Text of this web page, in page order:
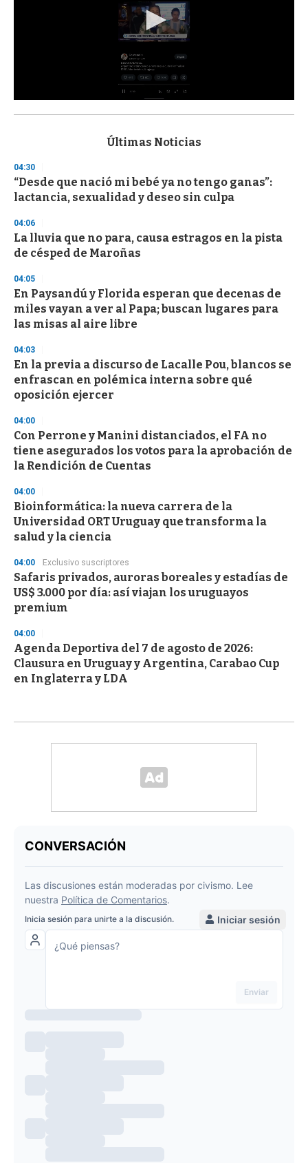
s
d
s
o
f
3
s
e
c
n
d
Últimas Noticias
04:30
“Desde que nació mi bebé ya no tengo ganas”:
lactancia, sexualidad y deseo sin culpa
04:06
La lluvia que no para, causa estragos en la pista
de césped de Maroñas
04:05
En Paysandú y Florida esperan que decenas de
miles vayan a ver al Papa; buscan lugares para
las misas al aire libre
04:03
En la previa a discurso de Lacalle Pou, blancos se
enfrascan en polémica interna sobre qué
oposición ejercer
04:00
Con Perrone y Manini distanciados, el FA no
tiene asegurados los votos para la aprobación de
la Rendición de Cuentas
04:00
Bioinformática: la nueva carrera de la
Universidad ORT Uruguay que transforma la
salud y la ciencia
04:00 Exclusivo suscriptores
Safaris privados, auroras boreales y estadías de
US$ 3.000 por día: así viajan los uruguayos
premium
04:00
Agenda Deportiva del 7 de agosto de 2026:
Clausura en Uruguay y Argentina, Carabao Cup
en Inglaterra y LDA